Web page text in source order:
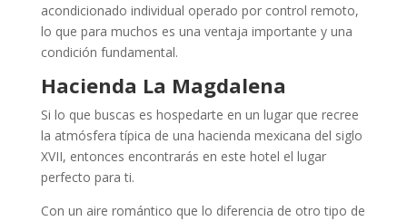
acondicionado individual operado por control remoto,
lo que para muchos es una ventaja importante y una
condición fundamental.
Hacienda La Magdalena
Si lo que buscas es hospedarte en un lugar que recree
la atmósfera típica de una hacienda mexicana del siglo
XVII, entonces encontrarás en este hotel el lugar
perfecto para ti.
Con un aire romántico que lo diferencia de otro tipo de